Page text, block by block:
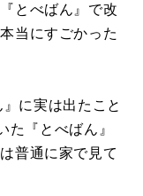
とべばん』で改
当にすごかった
に実は出たこと
た『とべばん』
普通に家で見て